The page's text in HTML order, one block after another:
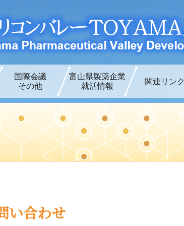
国際会議
その他
富山県製薬企業
就活情報
関連リンク
い合わせ